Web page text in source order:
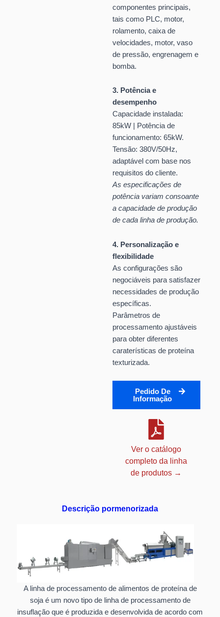
componentes principais,
tais como PLC, motor,
rolamento, caixa de
velocidades, motor, vaso
de pressão, engrenagem e
bomba.
3. Potência e
desempenho
Capacidade instalada:
85kW | Potência de
funcionamento: 65kW.
Tensão: 380V/50Hz,
adaptável com base nos
requisitos do cliente.
As especificações de
potência variam consoante
a capacidade de produção
de cada linha de produção.
4. Personalização e
flexibilidade
As configurações são
negociáveis para satisfazer
necessidades de produção
específicas.
Parâmetros de
processamento ajustáveis
para obter diferentes
caraterísticas de proteína
texturizada.
Pedido De
Informação
Ver o catálogo
completo da linha
de produtos →
Descrição pormenorizada
A linha de processamento de alimentos de proteína de
soja é um novo tipo de linha de processamento de
insuflação que é produzida e desenvolvida de acordo com